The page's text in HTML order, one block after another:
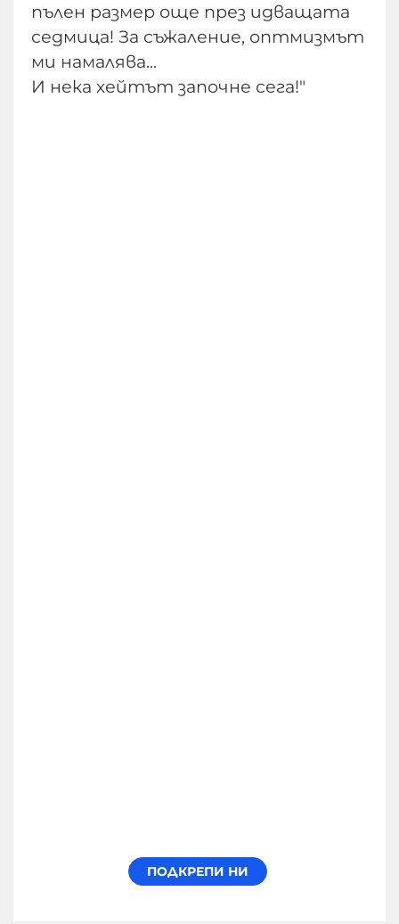
пълен размер още през идващата
седмица! За съжаление, оптмизмът
ми намалява...
И нека хейтът започне сега!"